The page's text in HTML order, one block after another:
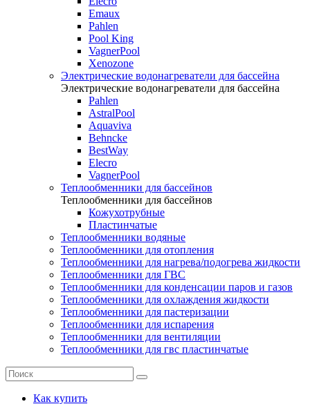
Emaux
Pahlen
Pool King
VagnerPool
Xenozone
Электрические водонагреватели для бассейна
Электрические водонагреватели для бассейна
Pahlen
AstralPool
Aquaviva
Behncke
BestWay
Elecro
VagnerPool
Теплообменники для бассейнов
Теплообменники для бассейнов
Кожухотрубные
Пластинчатые
Теплообменники водяные
Теплообменники для отопления
Теплообменники для нагрева/подогрева жидкости
Теплообменники для ГВС
Теплообменники для конденсации паров и газов
Теплообменники для охлаждения жидкости
Теплообменники для пастеризации
Теплообменники для испарения
Теплообменники для вентиляции
Теплообменники для гвс пластинчатые
Как купить